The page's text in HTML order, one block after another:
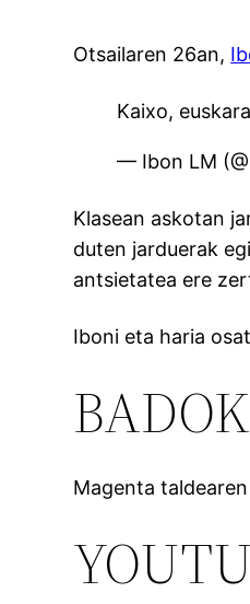
Otsailaren 26an,
Kaixo,
— Ibon LM
Klasean askotan
duten jarduerak
antsietatea ere
Iboni eta haria
BADOK
Magenta